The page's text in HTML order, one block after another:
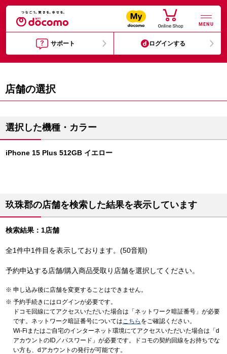
MENU
サポート ログインする
店舗の選択
選択した機種・カラー
iPhone 15 Plus 512GB イエロー
玖珠郡の店舗を検索した結果を表示しています
検索結果：1店舗
全1件中1件目を表示しております。(50音順)
予約申込する店舗/購入商品受取り店舗を選択してください。
申し込み後に店舗を変更することはできません。
予約手続きにはログインが必要です。
ドコモ回線にてアクセスいただいた場合は「ネットワーク暗証番号」が必要
です。ネットワーク暗証番号についてはこちら をご確認ください。
Wi-Fiまたはご自宅のインターネット環境にてアクセスいただいた場合は「d
アカウントのID／パスワード」が必要です。ドコモの契約回線をお持ちでな
い方も、dアカウントの発行が可能です。